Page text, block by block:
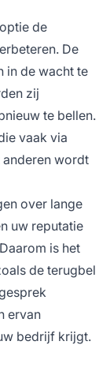
de
De
in de wacht te
zij
te bellen.
vaak via
anderen wordt
over lange
uw reputatie
is het
de terugbel
ervan
bedrijf krijgt.